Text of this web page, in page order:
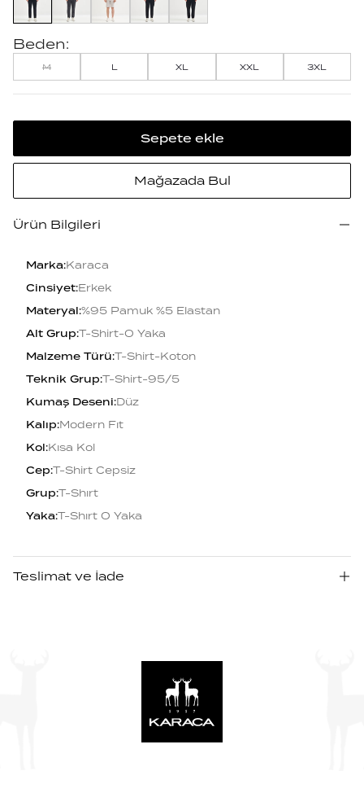
Beden:
M L XL XXL 3XL
Sepete ekle
Mağazada Bul
Ürün Bilgileri
Marka:Karaca
Cinsiyet:Erkek
Materyal:%95 Pamuk %5 Elastan
Alt Grup:T-Shirt-O Yaka
Malzeme Türü:T-Shirt-Koton
Teknik Grup:T-Shirt-95/5
Kumaş Deseni:Düz
Kalıp:Modern Fıt
Kol:Kısa Kol
Cep:T-Shirt Cepsiz
Grup:T-Shırt
Yaka:T-Shırt O Yaka
Teslimat ve İade